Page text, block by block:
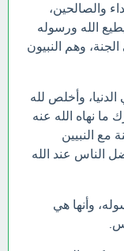
والصالحين،
الله ورسوله
وهم النبيون
وأخلص لله
ما نهاه الله عنه
مع النبيين
الناس عند الله
وأنها هي